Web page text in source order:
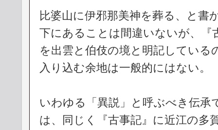
比婆山に伊邪那美神を葬る、と書
下にあることは間違いないが、『
を出雲と伯伎の境と明記している
入り込む余地は一般的にはない。
いわゆる「異説」と呼ぶべき伝承
は、同じく『古事記』に近江の多